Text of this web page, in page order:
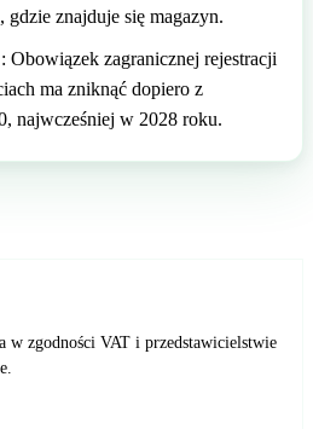
znajduje się magazyn.
: Obowiązek zagranicznej rejestracji
ma zniknąć dopiero z
najwcześniej w 2028 roku.
w zgodności VAT i przedstawicielstwie